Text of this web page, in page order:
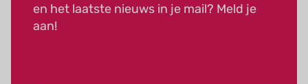
en het laatste nieuws in je mail? Meld je
aan!